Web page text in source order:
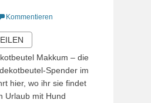
Kommentieren
Makkum – die
Spender im
hier, wo ihr sie findet
Urlaub mit Hund